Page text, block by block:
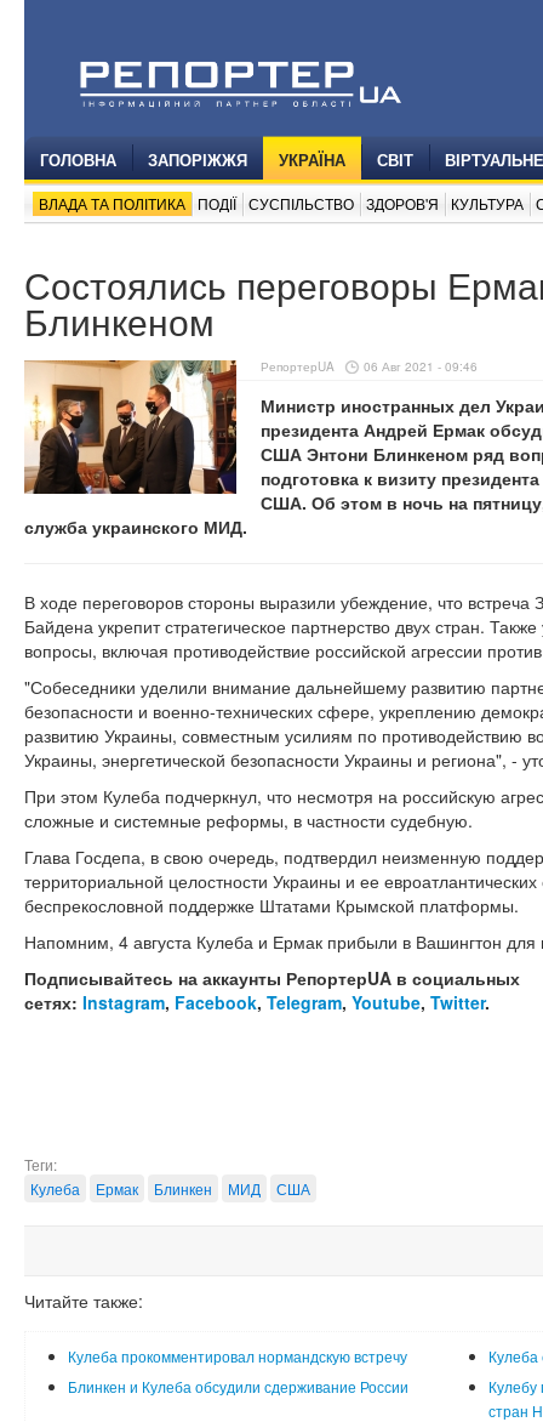
ГОЛОВНА ЗАПОРІЖЖЯ УКРАЇНА СВІТ
ВЛАДА ТА ПОЛІТИКА ПОДІЇ СУСПІЛЬСТВО ЗДОРОВ'Я КУЛЬТУРА
Состоялись переговоры
Блинкеном
РепортерUA 06 Авг 2021 - 09:46
Министр иностранных дел
президента Андрей Ермак
США Энтони Блинкеном ряд
подготовка к визиту
США. Об этом в ночь на
служба украинского МИД.
В ходе переговоров стороны выразили убеждение, что встреча
Байдена укрепит стратегическое партнерство двух стран.
вопросы, включая противодействие российской агрессии
"Собеседники уделили внимание дальнейшему развитию
безопасности и военно-технических сфере, укреплению
развитию Украины, совместным усилиям по противодействию
Украины, энергетической безопасности Украины и региона", -
При этом Кулеба подчеркнул, что несмотря на российскую
сложные и системные реформы, в частности судебную.
Глава Госдепа, в свою очередь, подтвердил неизменную
территориальной целостности Украины и ее
беспрекословной поддержке Штатами Крымской платформы.
Напомним, 4 августа Кулеба и Ермак прибыли в Вашингтон для
Подписывайтесь на аккаунты РепортерUA в социальных
сетях: Instagram, Facebook, Telegram, Youtube, Twitter.
Теги:
Кулеба
Ермак Блинкен МИД США
Читайте также:
Кулеба прокомментировал нормандскую встречу
Кулеба
Блинкен и Кулеба обсудили сдерживание России
Кулебу
стран